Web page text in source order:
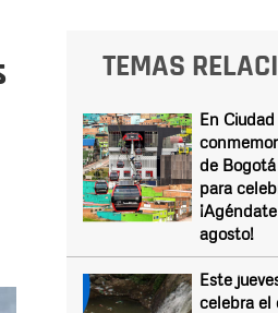
TEMAS
En
de
para
agosto!
Este
celebra el